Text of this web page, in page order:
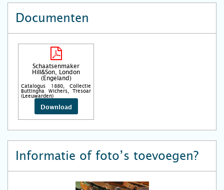
Documenten
Schaatsenmaker
Hill&Son, London
(Engeland)
Catalogus 1880, Collectie
Buttingha Wichers, Tresoar
(Leeuwarden)
Download
Informatie of foto’s toevoegen?